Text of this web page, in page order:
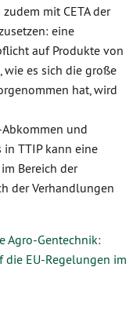
mit CETA der
eine
auf Produkte von
es sich die große
hat, wird
Abkommen und
in TTIP kann eine
Bereich der
der Verhandlungen
Agro-Gentechnik:
die EU-Regelungen im